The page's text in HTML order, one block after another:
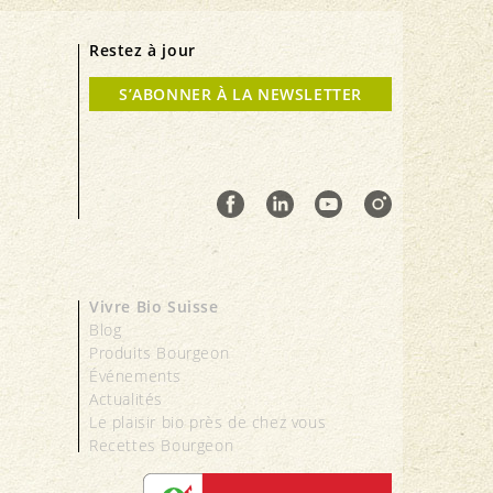
Restez à jour
S’ABONNER À LA NEWSLETTER
Vivre Bio Suisse
Blog
Produits Bourgeon
Événements
Actualités
Le plaisir bio près de chez vous
Recettes Bourgeon